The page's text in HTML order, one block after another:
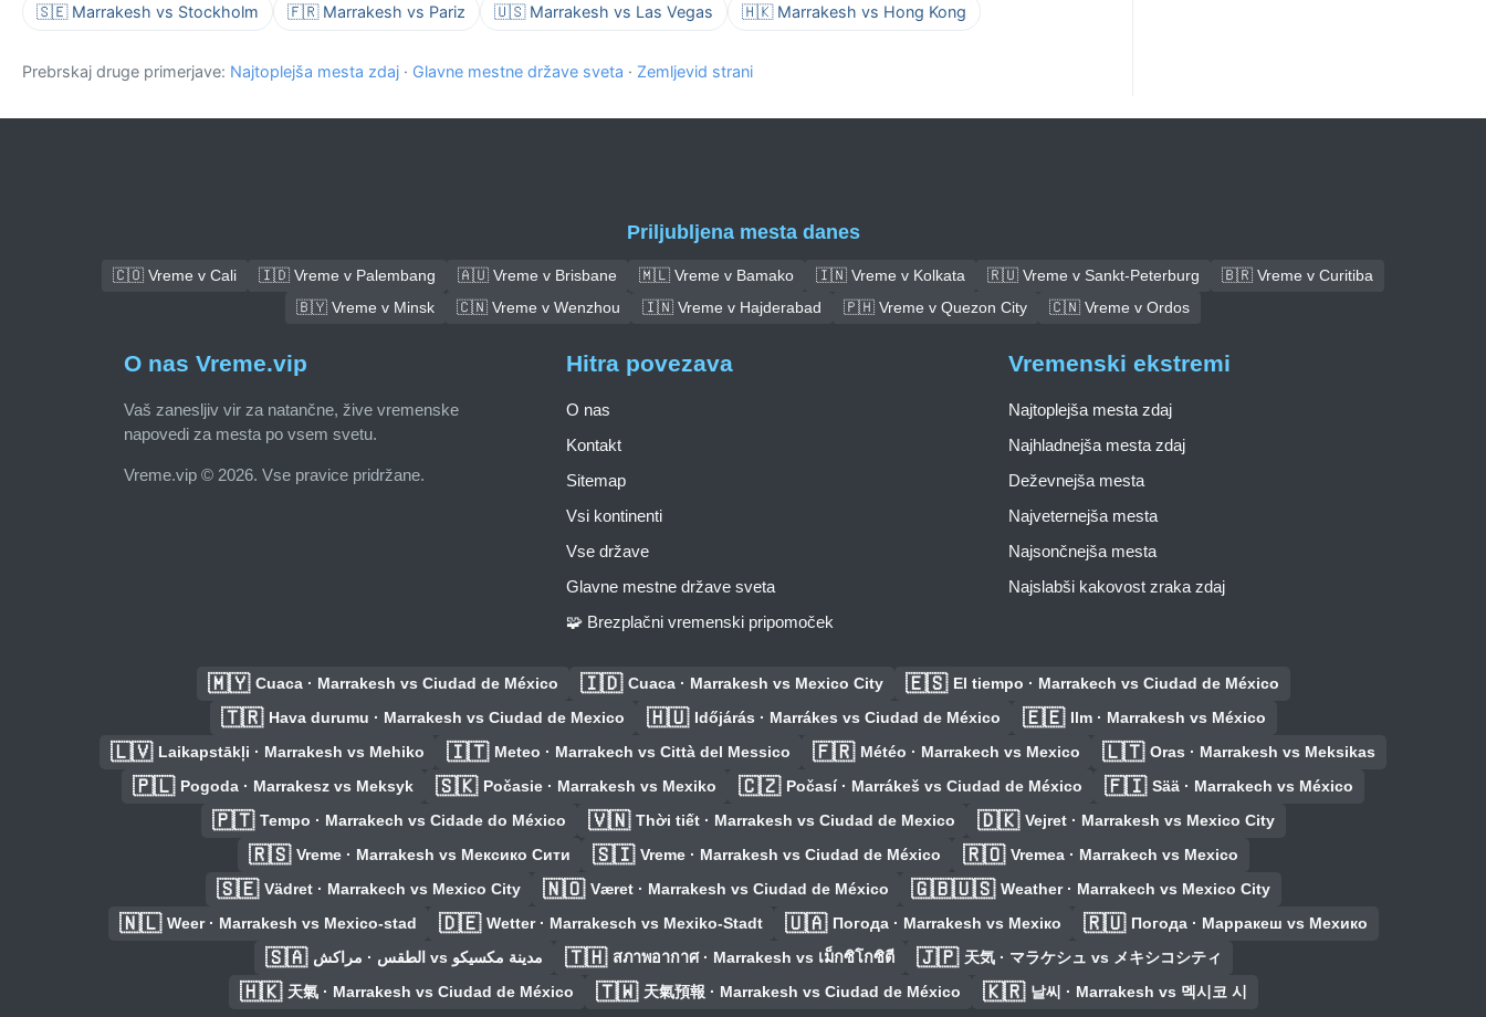
🇸🇪 Marrakesh vs Stockholm 🇫🇷 Marrakesh vs Pariz 🇺🇸 Marrakesh vs Las Vegas 🇭🇰 Marrakesh vs Hong Kong
Prebrskaj druge primerjave: Najtoplejša mesta zdaj · Glavne mestne države sveta · Zemljevid strani
Priljubljena mesta danes
🇨🇴 Vreme v Cali 🇮🇩 Vreme v Palembang 🇦🇺 Vreme v Brisbane 🇲🇱 Vreme v Bamako 🇮🇳 Vreme v Kolkata 🇷🇺 Vreme v Sankt-Peterburg
🇧🇷 Vreme v Curitiba
🇧🇾 Vreme v Minsk
🇨🇳 Vreme v Wenzhou 🇮🇳 Vreme v Hajderabad 🇵🇭 Vreme v Quezon City 🇨🇳 Vreme v Ordos
O nas Vreme.vip
Vaš zanesljiv vir za natančne, žive vremenske
napovedi za mesta po vsem svetu.
Vreme.vip © 2026. Vse pravice pridržane.
Hitra povezava
O nas
Kontakt
Sitemap
Vsi kontinenti
Vse države
Glavne mestne države sveta
🧩 Brezplačni vremenski pripomoček
Vremenski ekstremi
Najtoplejša mesta zdaj
Najhladnejša mesta zdaj
Deževnejša mesta
Najveternejša mesta
Najsončnejša mesta
Najslabši kakovost zraka zdaj
🇲🇾 Cuaca · Marrakesh vs Ciudad de México 🇮🇩 Cuaca · Marrakesh vs Mexico City 🇪🇸 El tiempo · Marrakech vs Ciudad de México
🇹🇷 Hava durumu · Marrakesh vs Ciudad de Mexico 🇭🇺 Időjárás · Marrákes vs Ciudad de México 🇪🇪 Ilm · Marrakesh vs México
🇱🇻 Laikapstākļi · Marrakesh vs Mehiko 🇮🇹 Meteo · Marrakech vs Città del Messico 🇫🇷 Météo · Marrakech vs Mexico 🇱🇹 Oras · Marrakesh vs Meksikas
🇵🇱 Pogoda · Marrakesz vs Meksyk 🇸🇰 Počasie · Marrakesh vs Mexiko 🇨🇿 Počasí · Marrákeš vs Ciudad de México 🇫🇮 Sää · Marrakech vs México
🇵🇹 Tempo · Marrakech vs Cidade do México 🇻🇳 Thời tiết · Marrakesh vs Ciudad de Mexico 🇩🇰 Vejret · Marrakesh vs Mexico City
🇷🇸 Vreme · Marrakesh vs Мексико Сити 🇸🇮 Vreme · Marrakesh vs Ciudad de México 🇷🇴 Vremea · Marrakech vs Mexico
🇸🇪 Vädret · Marrakech vs Mexico City 🇳🇴 Været · Marrakesh vs Ciudad de México 🇬🇧🇺🇸 Weather · Marrakech vs Mexico City
🇳🇱 Weer · Marrakesh vs Mexico-stad 🇩🇪 Wetter · Marrakesch vs Mexiko-Stadt 🇺🇦 Погода · Marrakesh vs Мехіко 🇷🇺 Погода · Марракеш vs Мехико
🇸🇦 الطقس · مراكش vs مدينة مكسيكو 🇹🇭 สภาพอากาศ · Marrakesh vs เม็กซิโกซิตี 🇯🇵 天気 · マラケシュ vs メキシコシティ
🇭🇰 天氣 · Marrakesh vs Ciudad de México 🇹🇼 天氣預報 · Marrakesh vs Ciudad de México 🇰🇷 날씨 · Marrakesh vs 멕시코 시